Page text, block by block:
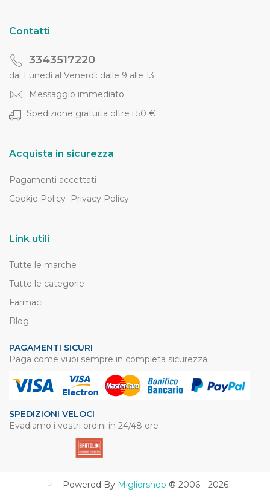
Contatti
3343517220
dal Lunedì al Venerdì: dalle 9 alle 13
Messaggio immediato
Spedizione gratuita oltre i 50 €
Acquista in sicurezza
Pagamenti accettati
Cookie Policy Privacy Policy
Link utili
Tutte le marche
Tutte le categorie
Farmaci
Blog
PAGAMENTI SICURI
Paga come vuoi sempre in completa sicurezza
SPEDIZIONI VELOCI
Evadiamo i vostri ordini in 24/48 ore
Powered By Migliorshop ® 2006 - 2026